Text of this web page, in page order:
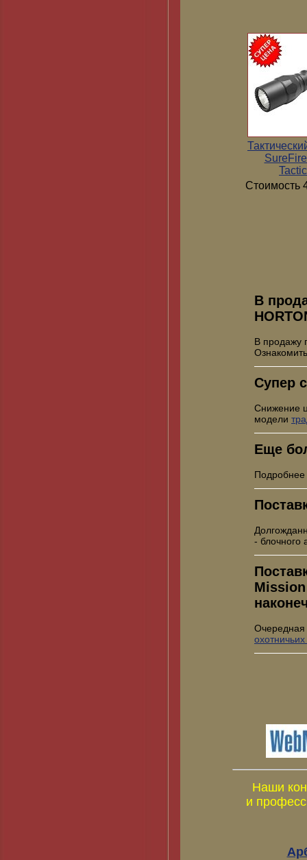
Стоимость
В
В продажу
Супер
Снижение
модели
Еще
- блочного
Очередная
Наши
и